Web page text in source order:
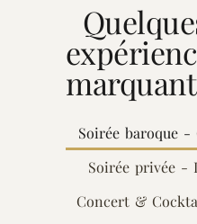
Soirée baroque -
Soirée privée -
Concert &